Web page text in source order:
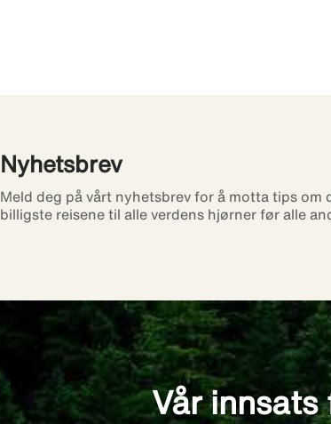
Nyhetsbrev
Meld deg på vårt nyhetsbrev for å motta tips om
billigste reisene til alle verdens hjørner før alle
Vår